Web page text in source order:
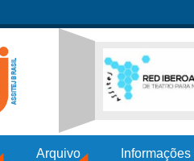
Arquivo